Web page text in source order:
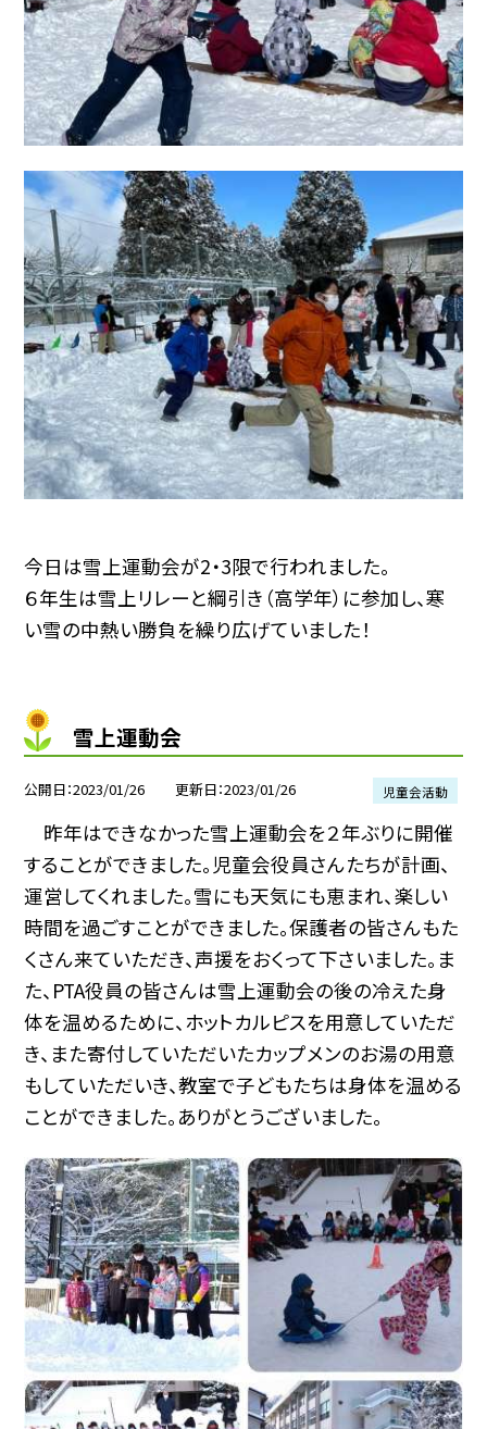
今日は雪上運動会が2・3限で行われました。
６年生は雪上リレーと綱引き（高学年）に参加し、寒
い雪の中熱い勝負を繰り広げていました！
雪上運動会
公開日 2023/01/26 更新日 2023/01/26 児童会活動
昨年はできなかった雪上運動会を２年ぶりに開催
することができました。児童会役員さんたちが計画、
運営してくれました。雪にも天気にも恵まれ、楽しい
時間を過ごすことができました。保護者の皆さんもた
くさん来ていただき、声援をおくって下さいました。ま
た、PTA役員の皆さんは雪上運動会の後の冷えた身
体を温めるために、ホットカルピスを用意していただ
き、また寄付していただいたカップメンのお湯の用意
もしていただいき、教室で子どもたちは身体を温める
ことができました。ありがとうございました。